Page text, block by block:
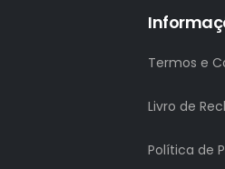
Termos e
Livro de
Política de